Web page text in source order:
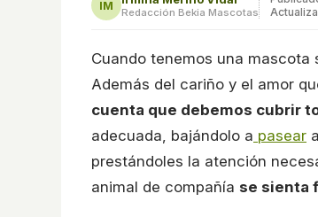
IM Redacción Bekia Mascotas
Cuando tenemos una mascota
Además del cariño y el amor
cuenta que debemos cubrir
adecuada, bajándolo a pasear
prestándoles la atención
animal de compañía se sienta